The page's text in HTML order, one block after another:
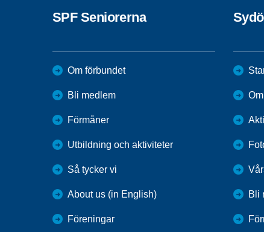
SPF Seniorerna
Om förbundet
Bli medlem
Förmåner
Utbildning och aktiviteter
Så tycker vi
About us (in English)
Föreningar
Bli